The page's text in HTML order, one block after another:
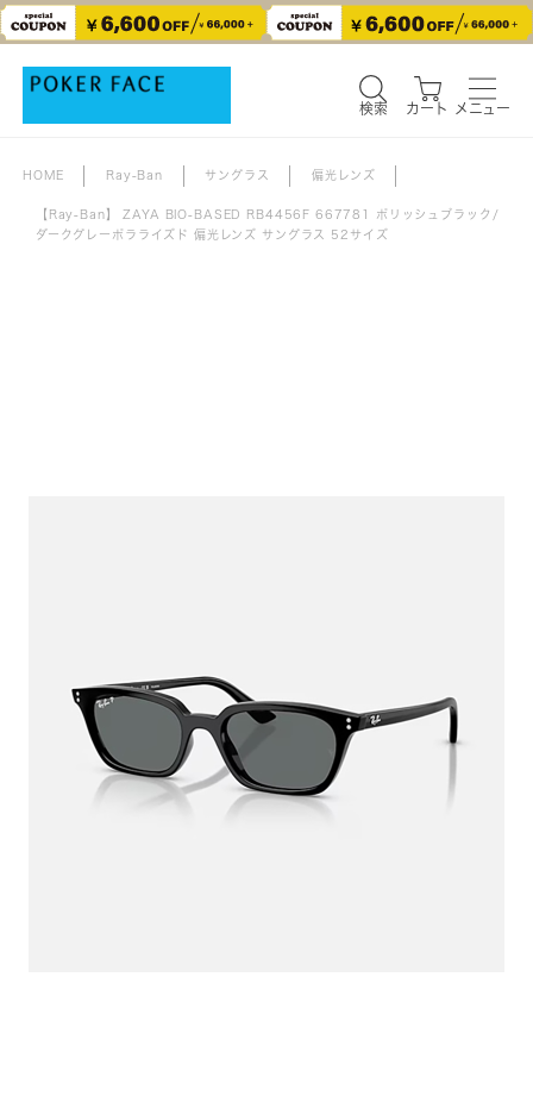
検索 カート メニュー
HOME Ray-Ban サングラス 偏光レンズ
【Ray-Ban】 ZAYA BIO-BASED RB4456F 667781 ポリッシュブラック/
ダークグレーポラライズド 偏光レンズ サングラス 52サイズ